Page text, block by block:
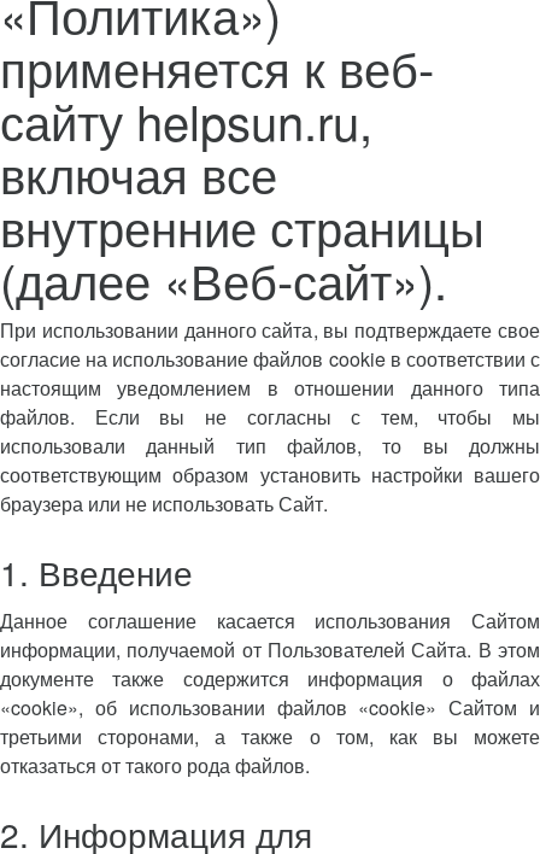
«Политика»)
применяется к веб-
сайту helpsun.ru,
включая все
внутренние страницы
(далее «Веб-сайт»).
При использовании данного сайта, вы подтверждаете свое
согласие на использование файлов cookie в соответствии с
настоящим уведомлением в отношении данного типа
файлов. Если вы не согласны с тем, чтобы мы
использовали данный тип файлов, то вы должны
соответствующим образом установить настройки вашего
браузера или не использовать Сайт.
1. Введение
Данное соглашение касается использования Сайтом
информации, получаемой от Пользователей Сайта. В этом
документе также содержится информация о файлах
«cookie», об использовании файлов «cookie» Сайтом и
третьими сторонами, а также о том, как вы можете
отказаться от такого рода файлов.
2. Информация для